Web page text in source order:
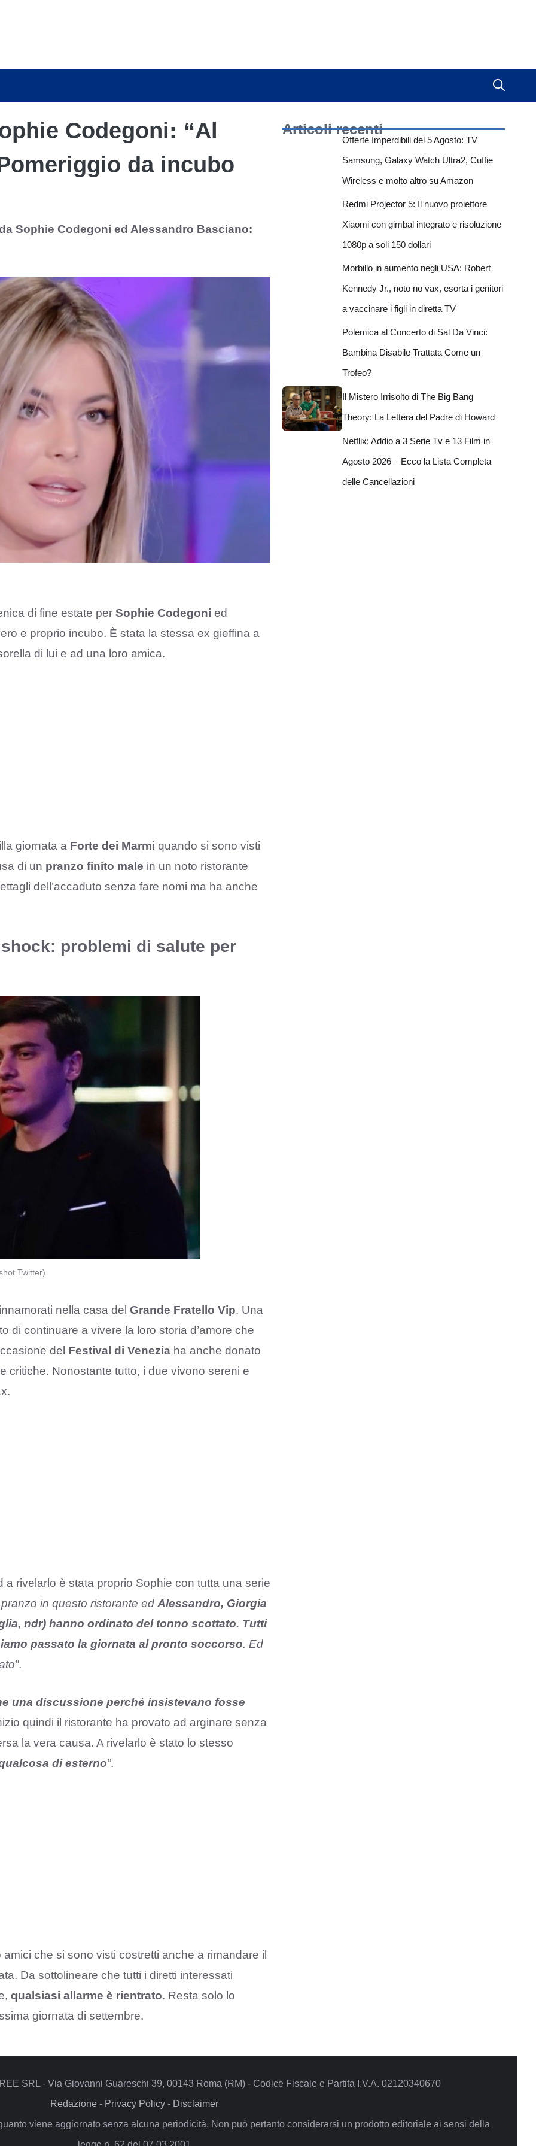
Codegoni: “Al
da incubo
Sophie Codegoni ed Alessandro Basciano:
di fine estate per Sophie Codegoni ed
e proprio incubo. È stata la stessa ex gieffina a
di lui e ad una loro amica.
giornata a Forte dei Marmi quando si sono visti
di un pranzo finito male in un noto ristorante
dell’accaduto senza fare nomi ma ha anche
problemi di salute per
Twitter)
nella casa del Grande Fratello Vip. Una
di continuare a vivere la loro storia d’amore che
del Festival di Venezia ha anche donato
Nonostante tutto, i due vivono sereni e
rivelarlo è stata proprio Sophie con tutta una serie
in questo ristorante ed Alessandro, Giorgia
ndr) hanno ordinato del tonno scottato. Tutti
passato la giornata al pronto soccorso. Ed
.
una discussione perché insistevano fosse
quindi il ristorante ha provato ad arginare senza
la vera causa. A rivelarlo è stato lo stesso
di esterno”.
che si sono visti costretti anche a rimandare il
Da sottolineare che tutti i diretti interessati
qualsiasi allarme è rientrato. Resta solo lo
giornata di settembre.
Articoli recenti
Offerte Imperdibili del 5 Agosto: TV
Samsung, Galaxy Watch Ultra2, Cuffie
Wireless e molto altro su Amazon
Redmi Projector 5: Il nuovo proiettore
Xiaomi con gimbal integrato e risoluzione
1080p a soli 150 dollari
Morbillo in aumento negli USA: Robert
Kennedy Jr., noto no vax, esorta i genitori
a vaccinare i figli in diretta TV
Polemica al Concerto di Sal Da Vinci:
Bambina Disabile Trattata Come un
Trofeo?
Il Mistero Irrisolto di The Big Bang
Theory: La Lettera del Padre di Howard
Netflix: Addio a 3 Serie Tv e 13 Film in
Agosto 2026 – Ecco la Lista Completa
delle Cancellazioni
SRL - Via Giovanni Guareschi 39, 00143 Roma (RM) - Codice Fiscale e Partita I.V.A. 02120340670
Redazione- Privacy Policy- Disclaimer
viene aggiornato senza alcuna periodicità. Non può pertanto considerarsi un prodotto editoriale ai sensi della